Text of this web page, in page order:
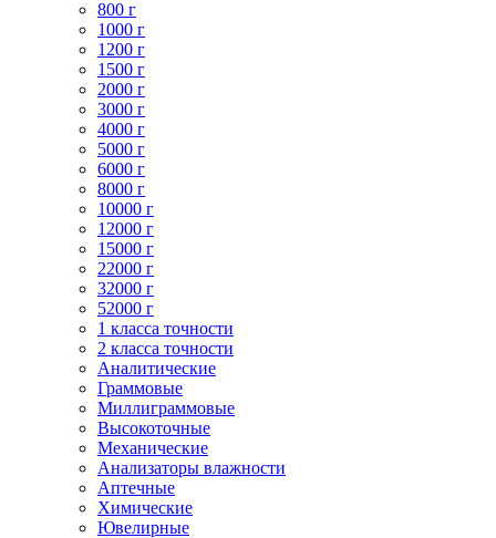
800 г
1000 г
1200 г
1500 г
2000 г
3000 г
4000 г
5000 г
6000 г
8000 г
10000 г
12000 г
15000 г
22000 г
32000 г
52000 г
1 класса точности
2 класса точности
Аналитические
Граммовые
Миллиграммовые
Высокоточные
Механические
Анализаторы влажности
Аптечные
Химические
Ювелирные